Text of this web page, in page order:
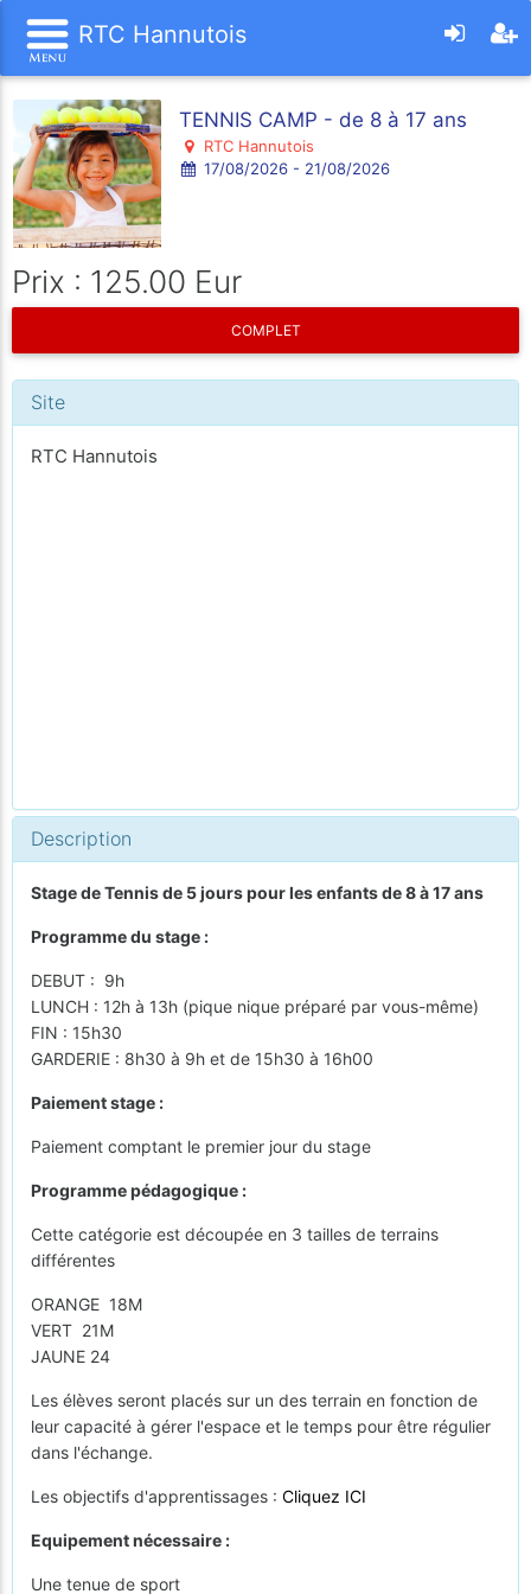
RTC Hannutois
TENNIS CAMP - de 8 à 17 ans
RTC Hannutois
17/08/2026 - 21/08/2026
Prix : 125.00 Eur
COMPLET
Site
RTC Hannutois
Description
Stage de Tennis de 5 jours pour les enfants de 8 à 17 ans
Programme du stage :
DEBUT : 9h
LUNCH : 12h à 13h (pique nique préparé par vous-même)
FIN : 15h30
GARDERIE : 8h30 à 9h et de 15h30 à 16h00
Paiement stage :
Paiement comptant le premier jour du stage
Programme pédagogique :
Cette catégorie est découpée en 3 tailles de terrains
différentes
ORANGE 18M
VERT 21M
JAUNE 24
Les élèves seront placés sur un des terrain en fonction de
leur capacité à gérer l'espace et le temps pour être régulier
dans l'échange.
Les objectifs d'apprentissages : Cliquez ICI
Equipement nécessaire :
Une tenue de sport